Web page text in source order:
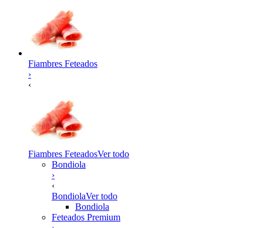
Fiambres Feteados
›
‹
Fiambres FeteadosVer todo
Bondiola
›
‹
BondiolaVer todo
Bondiola
Feteados Premium